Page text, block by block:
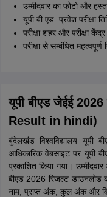
उम्मीदवार का फोटो और
यूपी बी.एड. प्रवेश परीक्षा
परीक्षा शहर और परीक्षा
परीक्षा से सम्बंधित महत्वपूर्ण
यूपी बीएड जेईई
Result in hindi)
बुंदेलखंड विश्वविद्यालय यूपी
आधिकारिक वेबसाइट पर यूपी
प्रकाशित किया गया।
बीएड 2026 रिजल्ट डाउनलोड
नाम, प्राप्त अंक, कुल अंक और